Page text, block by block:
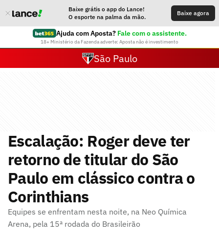
Baixe grátis o app do Lance!
O esporte na palma da mão.
Baixe agora
Ajuda com Aposta? Fale com o assistente.
18+ Ministério da Fazenda adverte: Aposta não é investimento
São Paulo
Escalação: Roger deve ter
retorno de titular do São
Paulo em clássico contra o
Corinthians
Equipes se enfrentam nesta noite, na Neo Química
Arena, pela 15ª rodada do Brasileirão